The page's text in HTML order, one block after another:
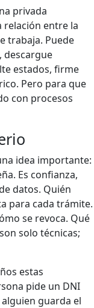
privada
relación entre la
trabaja. Puede
descargue
estados, firme
Pero para que
con procesos
idea importante:
Es confianza,
datos. Quién
para cada trámite.
se revoca. Qué
solo técnicas;
estas
pide un DNI
guarda el